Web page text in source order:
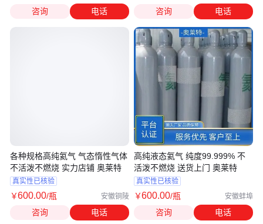
咨询 电话
各种规格高纯氦气 气态惰性气体
不活泼不燃烧 实力店铺 奥莱特
真实性已核验
￥600.00/瓶 安徽铜陵
咨询 电话
咨询 电话
高纯液态氦气 纯度99.999% 不
活泼不燃烧 送货上门 奥莱特
真实性已核验
￥600.00/瓶 安徽蚌埠
咨询 电话